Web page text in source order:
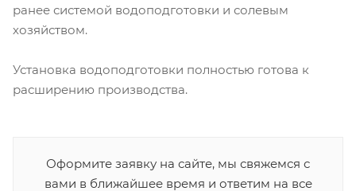
ранее системой водоподготовки и солевым
хозяйством.
Установка водоподготовки полностью готова к
расширению производства.
Оформите заявку на сайте, мы свяжемся с
вами в ближайшее время и ответим на все